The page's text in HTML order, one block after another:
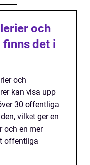
och
det i
och
kan visa upp
30 offentliga
vilket ger en
och en mer
offentliga